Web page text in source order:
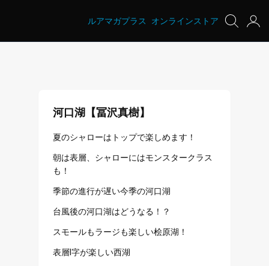
ルアマガプラス オンラインストア
河口湖【冨沢真樹】
夏のシャローはトップで楽しめます！
朝は表層、シャローにはモンスタークラス
も！
季節の進行が遅い今季の河口湖
台風後の河口湖はどうなる！？
スモールもラージも楽しい桧原湖！
表層I字が楽しい西湖